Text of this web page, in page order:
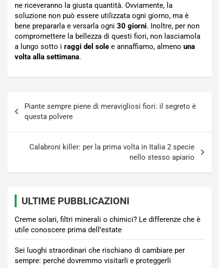
ne riceveranno la giusta quantità. Ovviamente, la
soluzione non può essere utilizzata ogni giorno, ma è
bene prepararla e versarla ogni 30 giorni. Inoltre, per non
compromettere la bellezza di questi fiori, non lasciamola
a lungo sotto i raggi del sole e annaffiamo, almeno una
volta alla settimana.
articoli
Piante sempre piene di meravigliosi fiori: il segreto è
questa polvere
Calabroni killer: per la prima volta in Italia 2 specie
nello stesso apiario
ULTIME PUBBLICAZIONI
Creme solari, filtri minerali o chimici? Le differenze che è
utile conoscere prima dell’estate
Sei luoghi straordinari che rischiano di cambiare per
sempre: perché dovremmo visitarli e proteggerli